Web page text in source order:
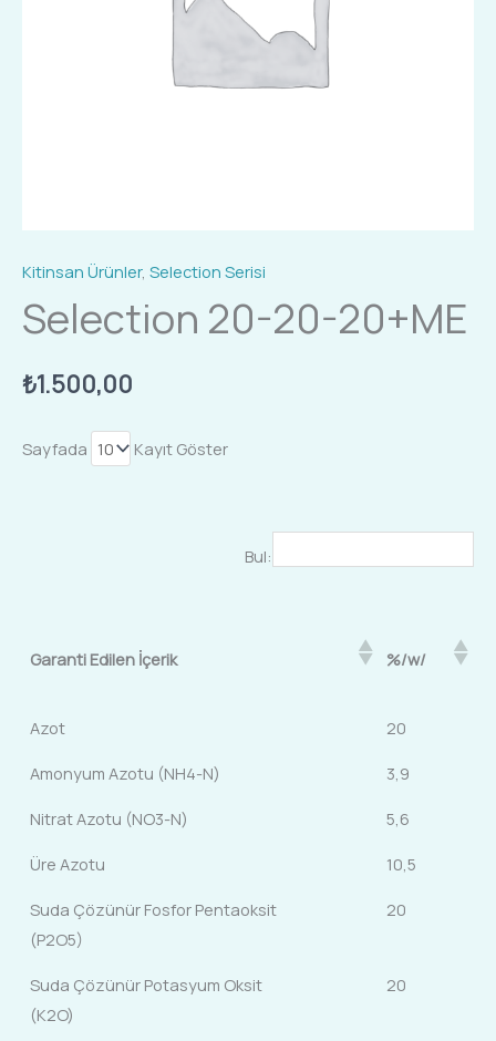
Kitinsan Ürünler, Selection Serisi
Selection 20-20-20+ME
₺1.500,00
Sayfada Kayıt Göster
Bul:
Garanti Edilen İçerik %/w/
Azot 20
Amonyum Azotu (NH4-N) 3,9
Nitrat Azotu (NO3-N) 5,6
Üre Azotu 10,5
Suda Çözünür Fosfor Pentaoksit
(P2O5)
20
Suda Çözünür Potasyum Oksit
(K2O)
20